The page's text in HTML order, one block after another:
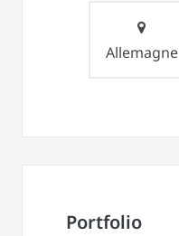
Allemagne
Portfolio